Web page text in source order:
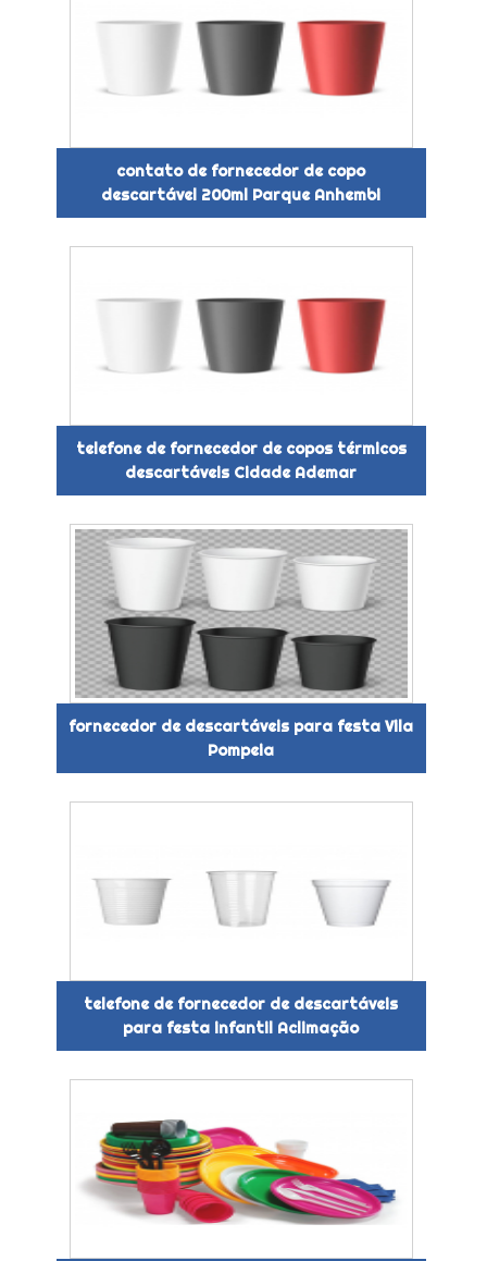
contato de fornecedor de copo
descartável 200ml Parque Anhembi
telefone de fornecedor de copos térmicos
descartáveis Cidade Ademar
fornecedor de descartáveis para festa Vila
Pompeia
telefone de fornecedor de descartáveis
para festa infantil Aclimação